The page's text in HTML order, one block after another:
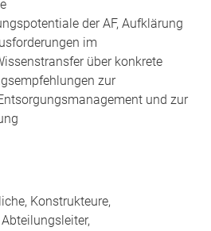
der AF, Aufklärung
im
über konkrete
zur
und zur
Konstrukteure,